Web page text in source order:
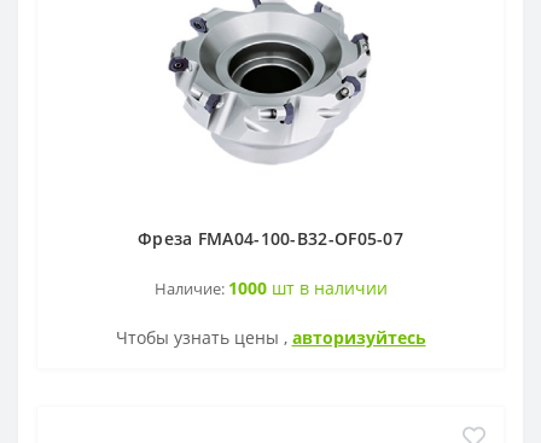
Фреза FMA04-100-B32-OF05-07
Наличие: 1000шт в наличии
Чтобы узнать цены , авторизуйтесь